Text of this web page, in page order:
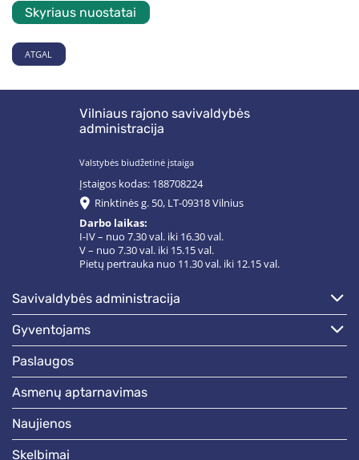
Skyriaus nuostatai
ATGAL
Vilniaus rajono savivaldybės
administracija
Valstybės biudžetinė įstaiga
Įstaigos kodas: 188708224
Rinktinės g. 50, LT-09318 Vilnius
Darbo laikas:
I-IV – nuo 7.30 val. iki 16.30 val.
V – nuo 7.30 val. iki 15.15 val.
Pietų pertrauka nuo 11.30 val. iki 12.15 val.
savivaldybės administracija
gyventojams
paslaugos
asmenų aptarnavimas
naujienos
skelbimai